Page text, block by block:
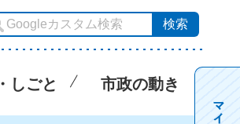
しごと 市政の動き